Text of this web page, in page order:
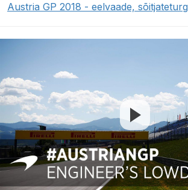
Austria GP 2018 - eelvaade, sõitjateturg